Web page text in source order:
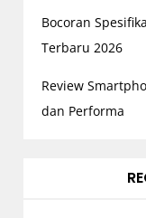
Bocoran
Terbaru 2026
Review
dan Performa